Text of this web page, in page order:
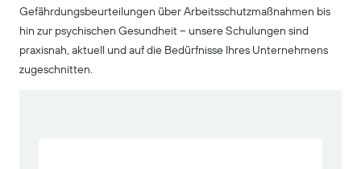
Gefährdungsbeurteilungen über Arbeitsschutzmaßnahmen bis
hin zur psychischen Gesundheit – unsere Schulungen sind
praxisnah, aktuell und auf die Bedürfnisse Ihres Unternehmens
zugeschnitten.